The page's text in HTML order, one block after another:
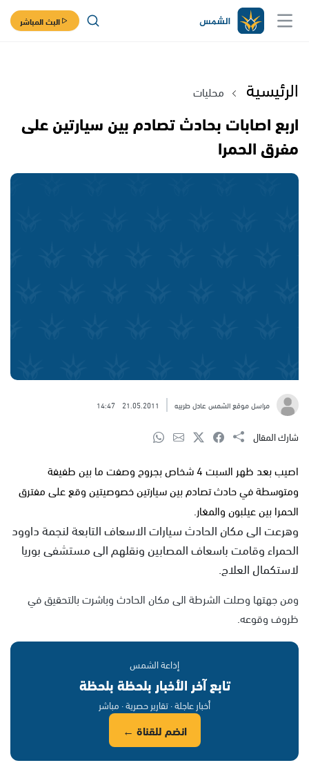
البث المباشر
الرئيسية محليات
اربع اصابات بحادث تصادم بين سيارتين على
مفرق الحمرا
مراسل موقع الشمس عادل طربيه 21.05.2011
14:47
شارك المقال
اصيب بعد ظهر السبت 4 شخاص بجروح وصفت ما بين طفيفة
ومتوسطة في حادث تصادم بين سيارتين خصوصيتين وقع على مفترق
الحمرا بين عيلبون والمغار.
وهرعت الى مكان الحادث سيارات الاسعاف التابعة لنجمة داوود
الحمراء وقامت باسعاف المصابين ونقلهم الى مستشفى بوريا
لاستكمال العلاج.
ومن جهتها وصلت الشرطة الى مكان الحادث وباشرت بالتحقيق في
ظروف وقوعه.
إذاعة الشمس
تابع آخر الأخبار بلحظة بلحظة
أخبار عاجلة · تقارير حصرية · مباشر
انضم للقناة ←